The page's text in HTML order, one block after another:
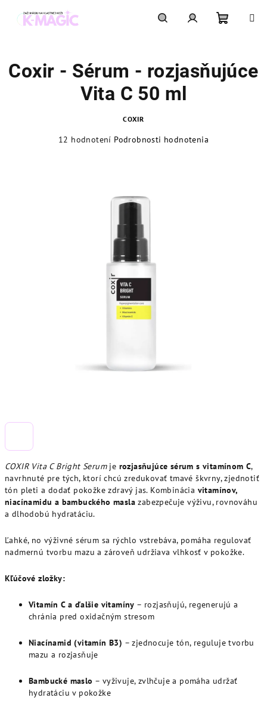
košík
COXIR Vita C Bright Serumje rozjasňujúce sérum s vitamínom C,
navrhnuté pre tých, ktorí chcú zredukovať tmavé škvrny, zjednotiť
tón pleti a dodať pokožke zdravý jas. Kombinácia vitamínov,
niacínamidu a bambuckého masla zabezpečuje výživu, rovnováhu
a dlhodobú hydratáciu.
Ľahké, no výživné sérum sa rýchlo vstrebáva, pomáha regulovať
nadmernú tvorbu mazu a zároveň udržiava vlhkosť v pokožke.
Kľúčové zložky:
Vitamín C a ďalšie vitamíny – rozjasňujú, regenerujú a
chránia pred oxidačným stresom
Niacínamid (vitamín B3) – zjednocuje tón, reguluje tvorbu
mazu a rozjasňuje
Bambucké maslo – vyživuje, zvlhčuje a pomáha udržať
hydratáciu v pokožke
Coxir - Sérum - rozjasňujúce
Vita C 50 ml
COXIR
12 hodnotení Podrobnosti hodnotenia